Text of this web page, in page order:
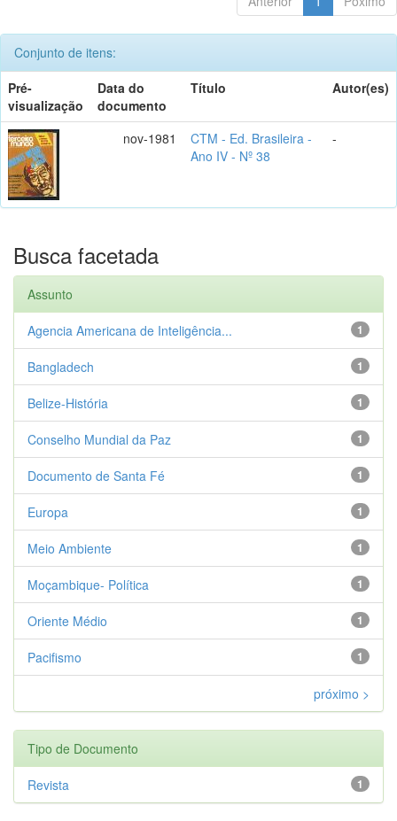
Conjunto de itens:
Pré-
visualização
Data do
documento
Título Autor(es)
nov-1981
CTM - Ed. Brasileira -
Ano IV - Nº 38
-
Busca facetada
Assunto
1
Agencia Americana de Inteligência...
1
Bangladech
1
Belize-História
1
Conselho Mundial da Paz
1
Documento de Santa Fé
1
Europa
1
Meio Ambiente
1
Moçambique- Política
1
Oriente Médio
1
Pacifismo
próximo >
Tipo de Documento
1
Revista